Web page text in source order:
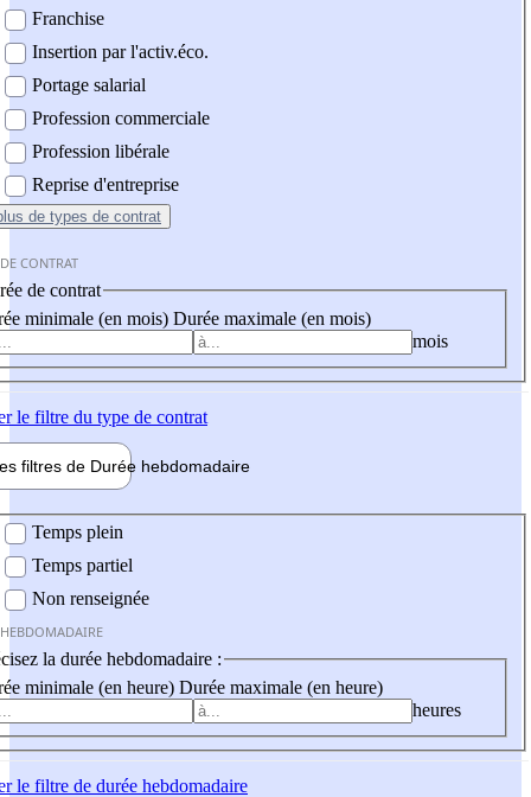
Franchise
Insertion par l'activ.éco.
Portage salarial
Profession commerciale
Profession libérale
Reprise d'entreprise
de types de contrat
CONTRAT
de contrat
minimale (en mois) Durée maximale (en mois)
mois
le filtre du type de contrat
filtres de Durée hebdomadaire
Temps plein
Temps partiel
Non renseignée
la durée hebdomadaire :
minimale (en heure) Durée maximale (en heure)
heures
le filtre de durée hebdomadaire